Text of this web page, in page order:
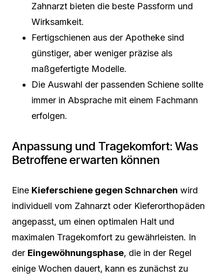
Zahnarzt bieten die beste Passform und
Wirksamkeit.
Fertigschienen aus der Apotheke sind
günstiger, aber weniger präzise als
maßgefertigte Modelle.
Die Auswahl der passenden Schiene sollte
immer in Absprache mit einem Fachmann
erfolgen.
Anpassung und Tragekomfort: Was
Betroffene erwarten können
Eine Kieferschiene gegen Schnarchen wird
individuell vom Zahnarzt oder Kieferorthopäden
angepasst, um einen optimalen Halt und
maximalen Tragekomfort zu gewährleisten. In
der Eingewöhnungsphase, die in der Regel
einige Wochen dauert, kann es zunächst zu